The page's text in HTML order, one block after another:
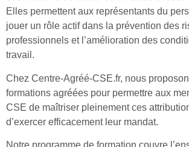
Elles permettent aux représentants du
jouer un rôle actif dans la prévention des
professionnels et l’amélioration des
travail.
Chez Centre-Agréé-CSE.fr, nous
formations agréées pour permettre aux
CSE de maîtriser pleinement ces
d’exercer efficacement leur mandat.
Notre programme de formation couvre